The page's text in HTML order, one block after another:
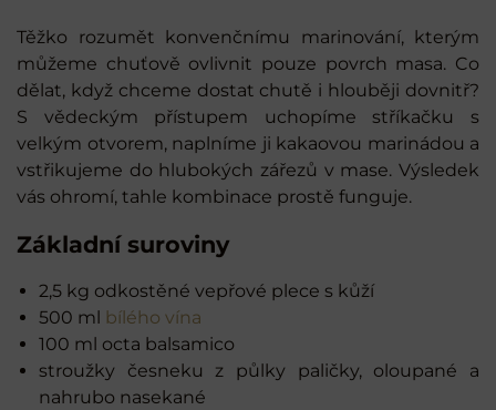
Těžko rozumět konvenčnímu marinování, kterým
můžeme chuťově ovlivnit pouze povrch masa. Co
dělat, když chceme dostat chutě i hlouběji dovnitř?
S vědeckým přístupem uchopíme stříkačku s
velkým otvorem, naplníme ji kakaovou marinádou a
vstřikujeme do hlubokých zářezů v mase. Výsledek
vás ohromí, tahle kombinace prostě funguje.
Základní suroviny
2,5 kg odkostěné vepřové plece s kůží
500 ml
bílého vína
100 ml octa balsamico
stroužky česneku z půlky paličky, oloupané a
nahrubo nasekané